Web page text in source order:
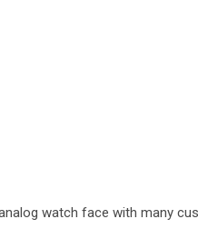
watch face with many